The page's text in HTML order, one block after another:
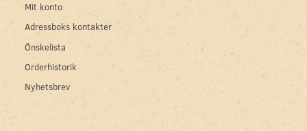
Mit konto
Adressboks kontakter
Önskelista
Orderhistorik
Nyhetsbrev